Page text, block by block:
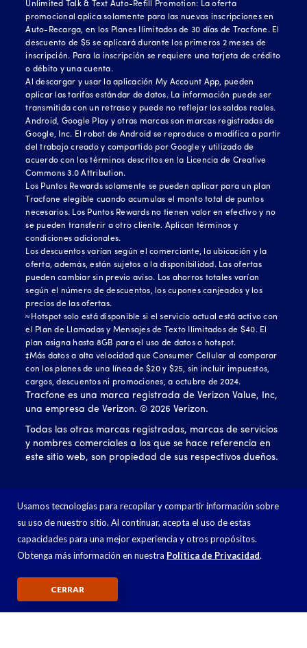
Unlimited Talk & Text Auto-Refill Promotion: La oferta
promocional aplica solamente para las nuevas inscripciones en
Auto-Recarga, en los Planes Ilimitados de 30 días de Tracfone. El
descuento de $5 se aplicará durante los primeros 2 meses de
inscripción. Para la inscripción se requiere una tarjeta de crédito
o débito y una cuenta.
Al descargar y usar la aplicación My Account App, pueden
aplicar las tarifas estándar de datos. La información puede ser
transmitida con un retraso y puede no reflejar los saldos reales.
Android, Google Play y otras marcas son marcas registradas de
Google, Inc. El robot de Android se reproduce o modifica a partir
del trabajo creado y compartido por Google y utilizado de
acuerdo con los términos descritos en la Licencia de Creative
Commons 3.0 Attribution.
Los Puntos Rewards solamente se pueden aplicar para un plan
Tracfone elegible cuando acumulas el monto total de puntos
necesarios. Los Puntos Rewards no tienen valor en efectivo y no
se pueden transferir a otro cliente. Aplican términos y
condiciones adicionales.
Los descuentos varían según el comerciante, la ubicación y la
oferta, además, están sujetos a la disponibilidad. Las ofertas
pueden cambiar sin previo aviso. Los ahorros totales varían
según el número de descuentos, los cupones canjeados y los
precios de las ofertas.
≈Hotspot solo está disponible si el servicio actual está activo con
el Plan de Llamadas y Mensajes de Texto Ilimitados de $40. El
plan asigna hasta 8GB para el uso de datos o hotspot.
‡Más datos a alta velocidad que Consumer Cellular al comparar
con los planes de una línea de $20 y $25, sin incluir impuestos,
cargos, descuentos ni promociones, a octubre de 2024.
Tracfone es una marca registrada de Verizon Value, Inc,
una empresa de Verizon. ©2026 Verizon.
Todas las otras marcas registradas, marcas de servicios
y nombres comerciales a los que se hace referencia en
este sitio web, son propiedad de sus respectivos dueños.
Usamos tecnologías para recopilar y compartir información sobre
su uso de nuestro sitio. Al continuar, acepta el uso de estas
capacidades para una mejor experiencia y otros propósitos.
Obtenga más información en nuestra Política de Privacidad.
CERRAR